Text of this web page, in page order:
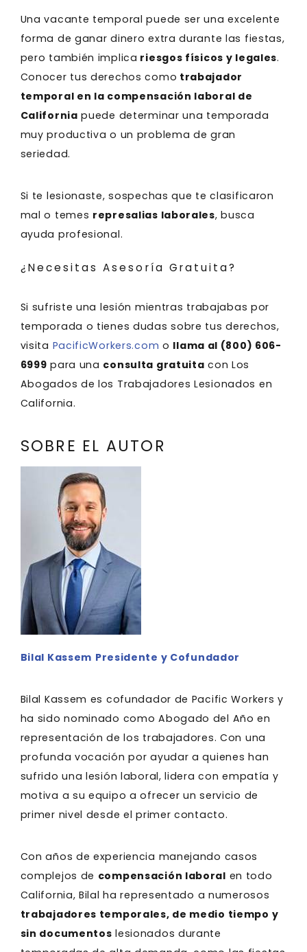
Una vacante temporal puede ser una excelente
forma de ganar dinero extra durante las fiestas,
pero también implica riesgos físicos y legales.
Conocer tus derechos como trabajador
temporal en la compensación laboral de
California puede determinar una temporada
muy productiva o un problema de gran
seriedad.
Si te lesionaste, sospechas que te clasificaron
mal o temes represalias laborales, busca
ayuda profesional.
¿Necesitas Asesoría Gratuita?
Si sufriste una lesión mientras trabajabas por
temporada o tienes dudas sobre tus derechos,
visita PacificWorkers.com o llama al (800) 606-
6999 para una consulta gratuita con Los
Abogados de los Trabajadores Lesionados en
California.
SOBRE EL AUTOR
Bilal Kassem Presidente y Cofundador
Bilal Kassem es cofundador de Pacific Workers y
ha sido nominado como Abogado del Año en
representación de los trabajadores. Con una
profunda vocación por ayudar a quienes han
sufrido una lesión laboral, lidera con empatía y
motiva a su equipo a ofrecer un servicio de
primer nivel desde el primer contacto.
Con años de experiencia manejando casos
complejos de compensación laboral en todo
California, Bilal ha representado a numerosos
trabajadores temporales, de medio tiempo y
sin documentos lesionados durante